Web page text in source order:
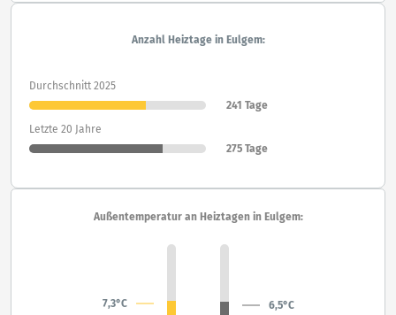
Anzahl Heiztage in Eulgem:
Durchschnitt 2025
241 Tage
Letzte 20 Jahre
275 Tage
Außentemperatur an Heiztagen in Eulgem:
7,3°C 6,5°C